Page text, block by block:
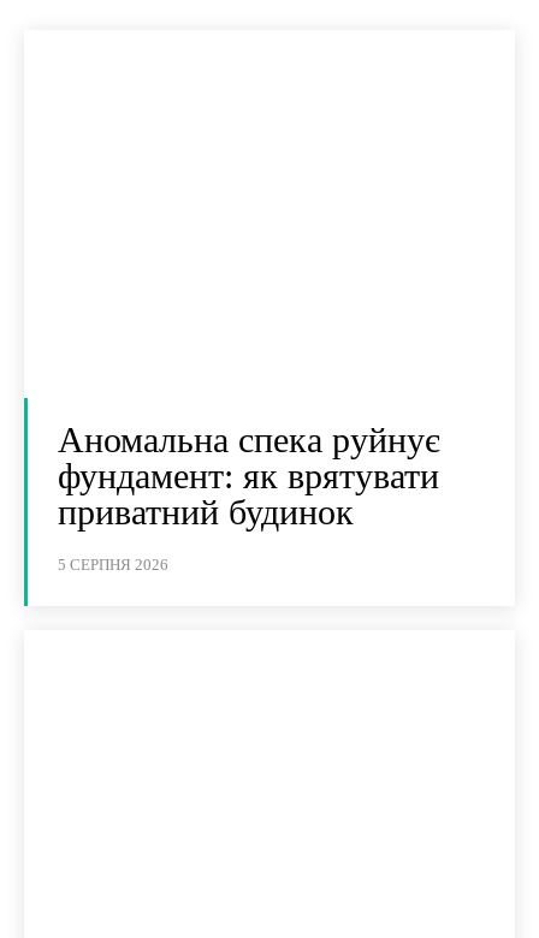
Аномальна спека руйнує
фундамент: як врятувати
приватний будинок
5 СЕРПНЯ 2026